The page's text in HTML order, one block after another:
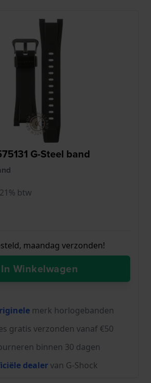
G-Steel band
btw
maandag verzonden!
In Winkelwagen
merk horlogebanden
gratis verzonden vanaf €50
binnen 30 dagen
dealervan G-Shock